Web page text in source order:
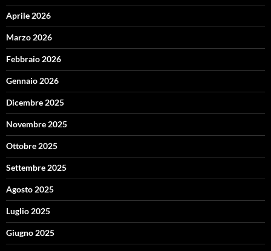
Aprile 2026
Marzo 2026
Febbraio 2026
Gennaio 2026
Dicembre 2025
Novembre 2025
Ottobre 2025
Settembre 2025
Agosto 2025
Luglio 2025
Giugno 2025